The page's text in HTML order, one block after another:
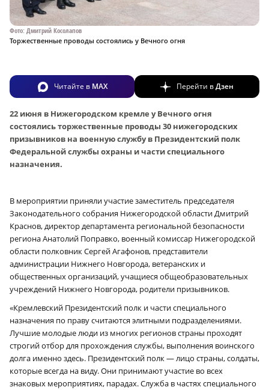
Фото: Дмитрий Косолапов
Торжественные проводы состоялись у Вечного огня
Читайте в MAX Перейти вДзен
22 июня в Нижегородском кремле у Вечного огня
состоялись торжественные проводы 30 нижегородских
призывников на военную службу в Президентский полк
Федеральной службы охраны и части специального
назначения.
В мероприятии приняли участие заместитель председателя
Законодательного собрания Нижегородской области Дмитрий
Краснов, директор департамента региональной безопасности
региона Анатолий Поправко, военный комиссар Нижегородской
области полковник Сергей Агафонов, представители
администрации Нижнего Новгорода, ветеранских и
общественных организаций, учащиеся общеобразовательных
учреждений Нижнего Новгорода, родители призывников.
«Кремлевский Президентский полк и части специального
назначения по праву считаются элитными подразделениями.
Лучшие молодые люди из многих регионов страны проходят
строгий отбор для прохождения службы, выполнения воинского
долга именно здесь. Президентский полк — лицо страны, солдаты,
которые всегда на виду. Они принимают участие во всех
знаковых мероприятиях, парадах. Служба в частях специального